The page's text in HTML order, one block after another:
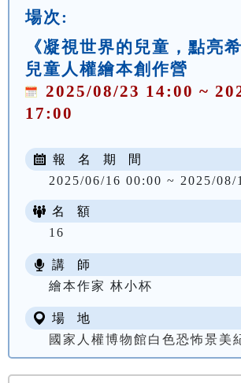
場次:
《凝視世界的兒童，點亮
兒童人權繪本創作營
2025/08/23 14:00 ~
17:00
報 名 期 間
2025/06/16 00:00 ~ 2025/08/
名 額
16
講 師
繪本作家 林小杯
場 地
國家人權博物館白色恐怖景美